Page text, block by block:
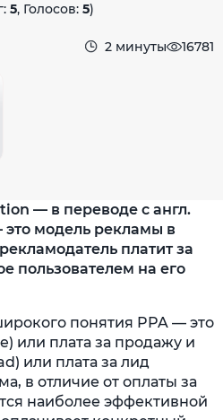
5, Голосов: 5)
2 минуты 16781
— в переводе с англ.
это модель рекламы в
платит за
пользователем на его
понятия PPA — это
или плата за продажу и
или плата за лид
в отличие от оплаты за
наиболее эффективной